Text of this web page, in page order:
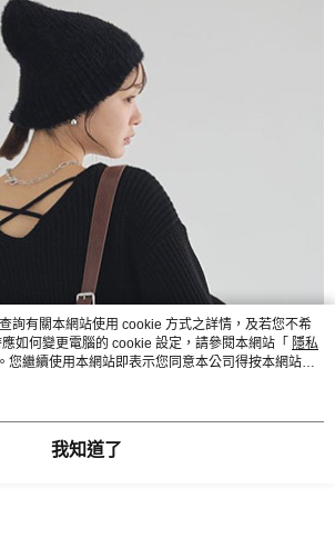
詢有關本網站使用 cookie 方式之詳情，及若您不希
如何變更電腦的 cookie 設定，請參閱本網站「 隱私
您繼續使用本網站即表示您同意本公司得按本網站使
cookie。
我知道了